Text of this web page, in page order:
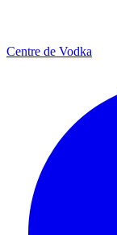
Centre de Vodka